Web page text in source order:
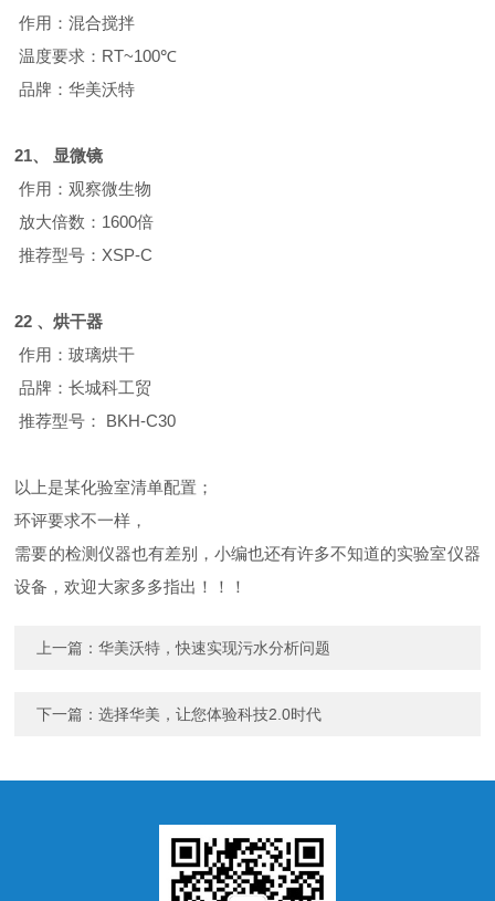
作用：混合搅拌
温度要求： RT~100℃
品牌：华美沃特
21、 显微镜
作用：观察微生物
放大倍数： 1600倍
推荐型号： XSP-C
22 、烘干器
作用：玻璃烘干
品牌：长城科工贸
推荐型号：
BKH-C30
以上是某化验室清单配置；
环评要求不一样，
需要的检测仪器也有差别，小编也还有许多不知道的实验室仪器
设备，欢迎大家多多指出！！！
上一篇：华美沃特，快速实现污水分析问题
下一篇：选择华美，让您体验科技2.0时代